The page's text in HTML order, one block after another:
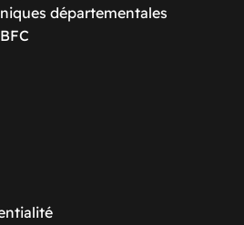
départementales